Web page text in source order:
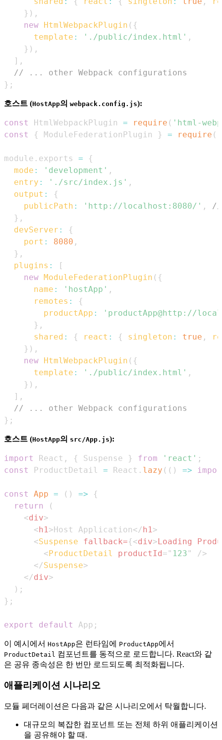
} ) ,
new HtmlWebpackPlugin ( {
template : './public/index.html' ,
} ) ,
] ,
// ... other Webpack configurations
} ;
호스트 (HostApp의 webpack.config.js):
const HtmlWebpackPlugin = require ( 'html-
const
{ ModuleFederationPlugin } = require (
module . exports =
{
mode : 'development' ,
entry : './src/index.js' ,
output :
{
publicPath : 'http://localhost:8080/' ,
//
} ,
devServer :
{
port : 8080 ,
} ,
plugins :
[
new ModuleFederationPlugin ( {
name : 'hostApp' ,
remotes :
{
productApp :
'productApp@http://
} ,
shared : { react : { singleton : true ,
} ) ,
new HtmlWebpackPlugin ( {
template : './public/index.html' ,
} ) ,
] ,
// ... other Webpack configurations
} ;
호스트 (HostApp의 src/App.js):
import React , { Suspense } from 'react' ;
const
ProductDetail = React . lazy ( ( ) =>
const App = ( ) =>
{
return
(
<div>
<h1 >Host Application</h1 >
<Suspense fallback={<div>Loading
<ProductDetail productId= " 123 "
/>
</Suspense>
</div>
) ;
} ;
export default App ;
이 예시에서 HostApp은 런타임에 ProductApp에서
ProductDetail 컴포넌트를 동적으로 로드합니다. React와 같
은 공유 종속성은 한 번만 로드되도록 최적화됩니다.
애플리케이션 시나리오
모듈 페더레이션은 다음과 같은 시나리오에서 탁월합니다.
대규모의 복잡한 컴포넌트 또는 전체 하위 애플리케이션
을 공유해야 할 때.